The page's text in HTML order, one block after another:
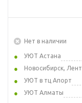
Нет в наличии
УЮТ Астана
Новосибирск,
УЮТ в тц Апорт
УЮТ Алматы